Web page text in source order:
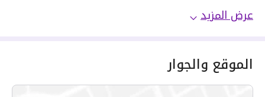
عرض المزيد
الموقع والجوار